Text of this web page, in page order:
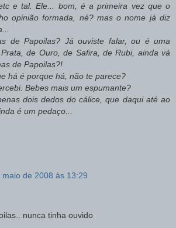
e tal. Ele... bom, é a primeira vez que o
opinião formada, né? mas o nome já diz
de Papoilas? Já ouviste falar, ou é uma
de Ouro, de Safira, de Rubi, ainda vá
de Papoilas?!
há é porque há, não te parece?
Bebes mais um espumante?
dois dedos do cálice, que daqui até ao
é um pedaço...
maio de 2008 às 13:29
nunca tinha ouvido